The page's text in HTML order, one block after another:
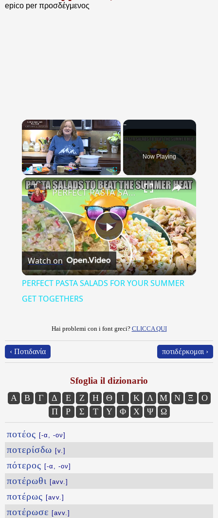
epico per προσδέγμενος
×
Play Unmute Fullscreen
Now Playing
×
Play
Video
PERFECT PASTA SALADS FOR YOUR SUMMER GET TOGETHERS
Watch on
PERFECT PASTA SALADS FOR YOUR SUMMER
GET TOGETHERS
Hai problemi con i font greci? CLICCA QUI
‹ Ποτιδανία ποτιδέρκομαι ›
Sfoglia il dizionario
Α Β Γ Δ Ε Ζ Η Θ Ι Κ Λ Μ Ν Ξ
Ο
Π
Ρ Σ Τ Υ Φ Χ Ψ Ω
ποτέος [-α, -ον]
ποτερίσδω [v.]
πότερος [-α, -ον]
ποτέρωθι [avv.]
ποτέρως [avv.]
ποτέρωσε [avv.]